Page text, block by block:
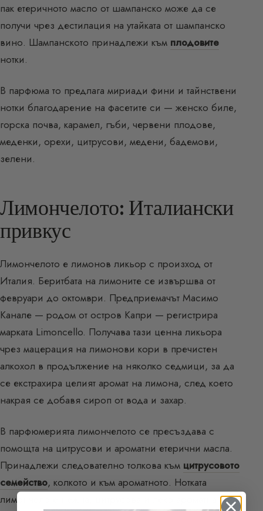
пак етеричното масло от шампанско може да се
получи чрез дестилация на утайката от шампанско
вино. Шампанското принадлежи към плодовите
нотки.
В парфюма то предлага мириади фини и тайнствени
нотки благодарение на фасетите си — женско биле,
горска почва, карамел, гъби, червени плодове,
меденки, орехи, цитрусови, медени, бадемови,
зелени.
Лимончелото: Италиански
привкус
Лимончелото е лимонов ликьор с произход от
Италия. Беритбата на лимоните се извършва от
февруари до октомври. Предприемачът Масимо
Канале — родом от остров Капри — регистрира
марката Limoncello. Получава тази ценна ликьора
чрез мацерация на лимонови кори в пречистен
алкохол в продължение на няколко седмици, за да
се екстрахира целият аромат на лимона, след което
накрая се добавя сироп от вода и захар.
В парфюмерията лимончелото се пресъздава с
помощта на цитрусови и ароматни етерични масла.
Принадлежи следователно толкова към цитрусовото
семейство, колкото и към ароматното. Нотката
лимончело е нежна, цитрусова и леко ароматна. Тя